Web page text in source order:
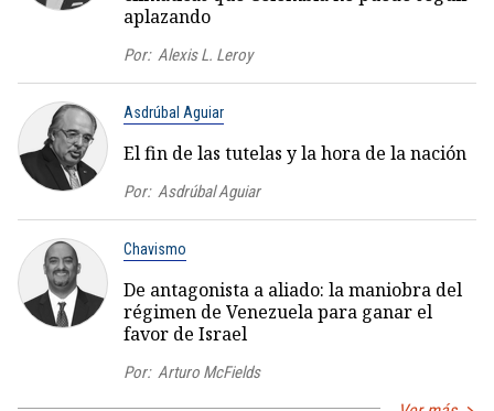
aplazando
Por: Alexis L. Leroy
Asdrúbal Aguiar
El fin de las tutelas y la hora de la nación
Por: Asdrúbal Aguiar
Chavismo
De antagonista a aliado: la maniobra del
régimen de Venezuela para ganar el
favor de Israel
Por: Arturo McFields